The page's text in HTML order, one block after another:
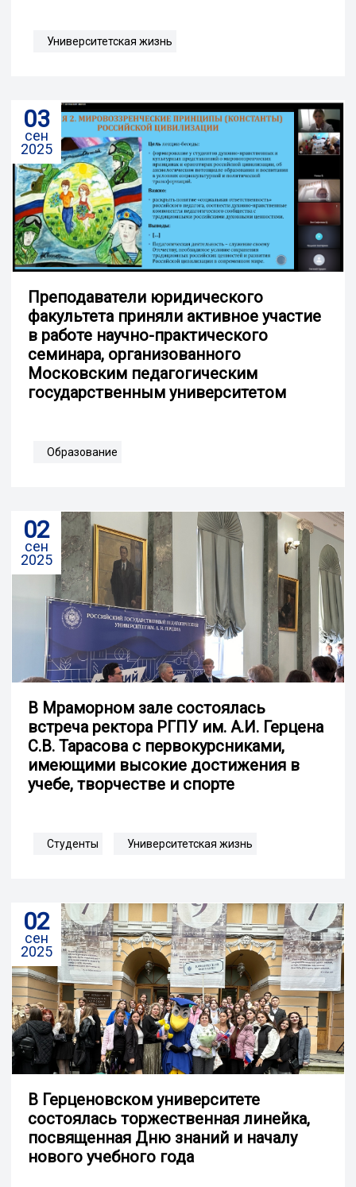
Университетская жизнь
03
сен
2025
Преподаватели юридического
факультета приняли активное участие
в работе научно-практического
семинара, организованного
Московским педагогическим
государственным университетом
Образование
02
сен
2025
В Мраморном зале состоялась
встреча ректора РГПУ им. А.И. Герцена
С.В. Тарасова с первокурсниками,
имеющими высокие достижения в
учебе, творчестве и спорте
Студенты Университетская жизнь
02
сен
2025
В Герценовском университете
состоялась торжественная линейка,
посвященная Дню знаний и началу
нового учебного года